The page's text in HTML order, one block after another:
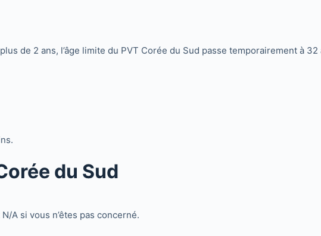
de 2 ans, l’âge limite du PVT Corée du Sud passe temporairement à 32
du Sud
A si vous n’êtes pas concerné.